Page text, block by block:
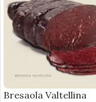
Bresaola Valtellina